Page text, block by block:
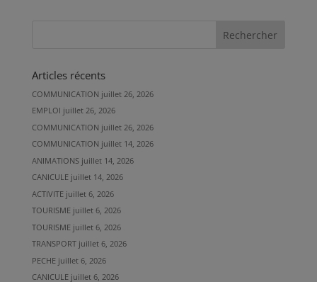
Articles récents
COMMUNICATION juillet 26, 2026
EMPLOI juillet 26, 2026
COMMUNICATION juillet 26, 2026
COMMUNICATION juillet 14, 2026
ANIMATIONS juillet 14, 2026
CANICULE juillet 14, 2026
ACTIVITE juillet 6, 2026
TOURISME juillet 6, 2026
TOURISME juillet 6, 2026
TRANSPORT juillet 6, 2026
PECHE juillet 6, 2026
CANICULE juillet 6, 2026